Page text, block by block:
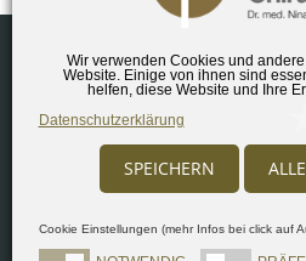
Wir verwenden Cookies und
Website. Einige von ihnen sind
helfen, diese Website und Ihre
Datenschutzerklärung
SPEICHERN
Cookie Einstellungen (mehr Infos bei click auf
Impressum Disclaimer
Copyright ©2026Dr. Nina Ofer-
und Plastische
Alle Rechte